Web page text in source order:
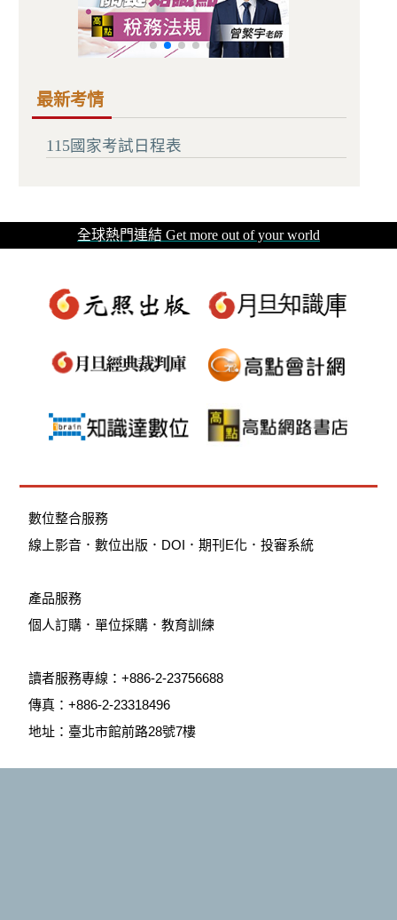
最新考情
115國家考試日程表
全球熱門連結 Get more out of your world
數位整合服務
線上影音 ．數位出版 ． DOI ．期刊E化 ．投審系統
產品服務
個人訂購 ． 單位採購 ．教育訓練
讀者服務專線：+886-2-23756688
傳真：+886-2-23318496
地址：臺北市館前路28號7樓